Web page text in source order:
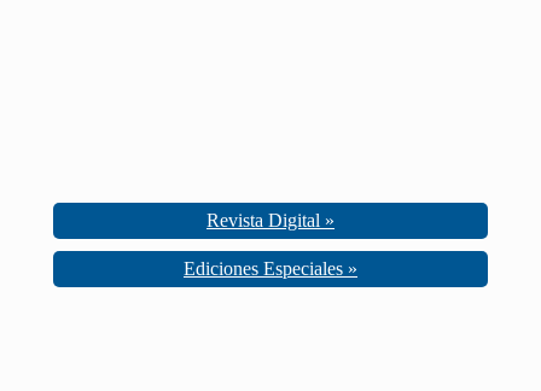
Revista Digital »
Ediciones Especiales »